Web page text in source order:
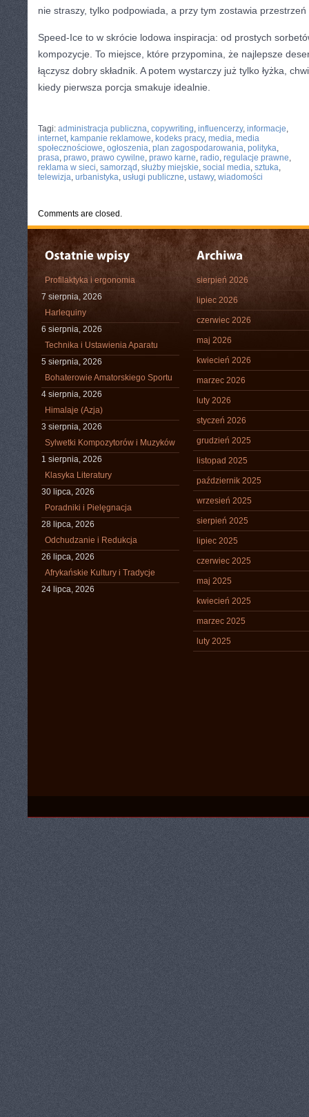
nie straszy, tylko podpowiada, a przy tym zostawia przestrzeń
Speed-Ice to w skrócie lodowa inspiracja: od prostych
kompozycje. To miejsce, które przypomina, że najlepsze
łączysz dobry składnik. A potem wystarczy już tylko łyżka,
kiedy pierwsza porcja smakuje idealnie.
Tagi: administracja publiczna, copywriting, influencerzy, informacje,
internet, kampanie reklamowe, kodeks pracy, media, media
społecznościowe, ogłoszenia, plan zagospodarowania, polityka,
prasa, prawo, prawo cywilne, prawo karne, radio, regulacje prawne,
reklama w sieci, samorząd , służby miejskie, social media, sztuka,
telewizja, urbanistyka, usługi publiczne, ustawy, wiadomości
Comments are closed.
Profilaktyka i ergonomia
7 sierpnia, 2026
Harlequiny
6 sierpnia, 2026
Technika i Ustawienia Aparatu
5 sierpnia, 2026
Bohaterowie Amatorskiego Sportu
4 sierpnia, 2026
Himalaje (Azja)
3 sierpnia, 2026
Sylwetki Kompozytorów i Muzyków
1 sierpnia, 2026
Klasyka Literatury
30 lipca, 2026
Poradniki i Pielęgnacja
28 lipca, 2026
Odchudzanie i Redukcja
26 lipca, 2026
Afrykańskie Kultury i Tradycje
24 lipca, 2026
sierpień 2026
lipiec 2026
czerwiec 2026
maj 2026
kwiecień 2026
marzec 2026
luty 2026
styczeń 2026
grudzień 2025
listopad 2025
październik 2025
wrzesień 2025
sierpień 2025
lipiec 2025
czerwiec 2025
maj 2025
kwiecień 2025
marzec 2025
luty 2025